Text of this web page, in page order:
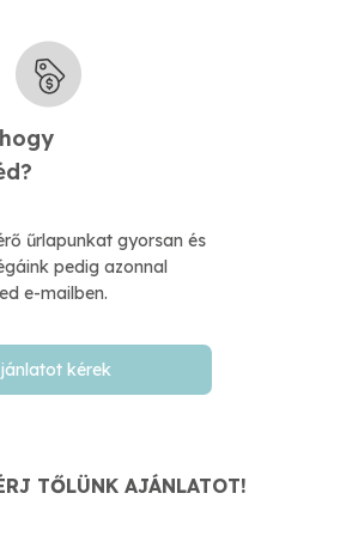
űrlapunkat gyorsan és
pedig azonnal
e-mailben.​
kérek
TŐLÜNK AJÁNLATOT!